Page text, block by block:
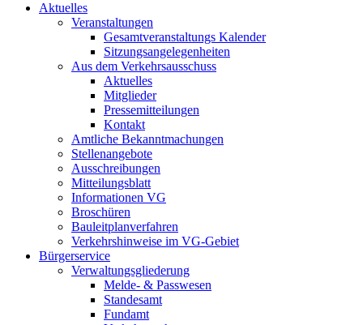
Aktuelles
Veranstaltungen
Gesamtveranstaltungs Kalender
Sitzungsangelegenheiten
Aus dem Verkehrsausschuss
Aktuelles
Mitglieder
Pressemitteilungen
Kontakt
Amtliche Bekanntmachungen
Stellenangebote
Ausschreibungen
Mitteilungsblatt
Informationen VG
Broschüren
Bauleitplanverfahren
Verkehrshinweise im VG-Gebiet
Bürgerservice
Verwaltungsgliederung
Melde- & Passwesen
Standesamt
Fundamt